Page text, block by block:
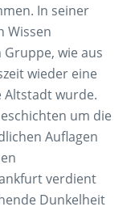
In seiner
Wissen
wie aus
wieder eine
Altstadt wurde.
um die
Auflagen
verdient
Dunkelheit